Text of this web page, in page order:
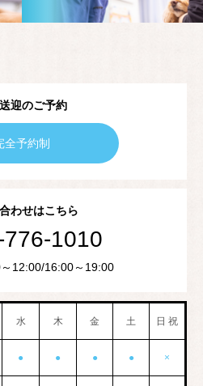
迎のご予約
全予約制
わせはこちら
1010
12:00/16:00～19:00
水 木 金 土 日 祝
● ● ● ● ×